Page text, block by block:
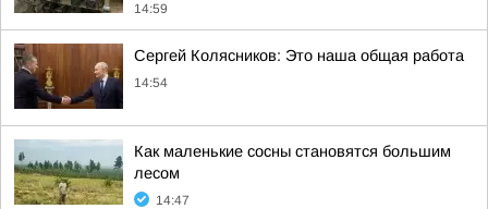
14:59
Сергей Колясников: Это наша общая работа
14:54
Как маленькие сосны становятся большим
лесом
14:47